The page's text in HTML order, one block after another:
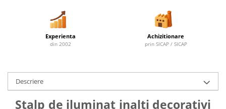
Experienta
din 2002
Achizitionare
prin SICAP / SICAP
Descriere
Stalp de iluminat inalti decorativi